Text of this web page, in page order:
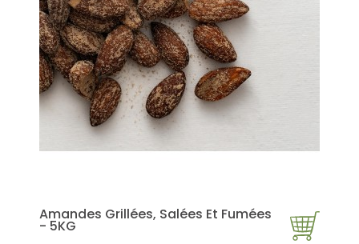
Amandes Grillées, Salées Et Fumées
- 5KG